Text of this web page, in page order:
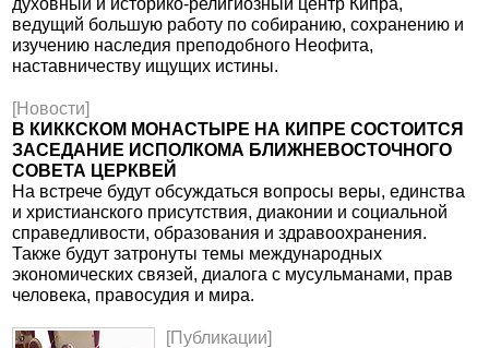
духовный и историко-религиозный центр Кипра,
ведущий большую работу по собиранию, сохранению и
изучению наследия преподобного Неофита,
наставничеству ищущих истины.
[Новости]
В КИККСКОМ МОНАСТЫРЕ НА КИПРЕ СОСТОИТСЯ
ЗАСЕДАНИЕ ИСПОЛКОМА БЛИЖНЕВОСТОЧНОГО
СОВЕТА ЦЕРКВЕЙ
На встрече будут обсуждаться вопросы веры, единства
и христианского присутствия, диаконии и социальной
справедливости, образования и здравоохранения.
Также будут затронуты темы международных
экономических связей, диалога с мусульманами, прав
человека, правосудия и мира.
[Публикации]